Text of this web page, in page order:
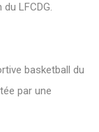
LFCDG.
basketball du
par une